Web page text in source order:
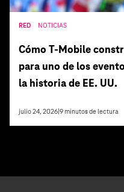
RED NOTICIAS
Cómo T‑Mobile
para uno de los
la historia de EE. UU.
julio 24, 2026 9 minutos de lectura